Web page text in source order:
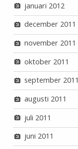
januari 2012
december 2011
november 2011
oktober 2011
september 2011
augusti 2011
juli 2011
juni 2011